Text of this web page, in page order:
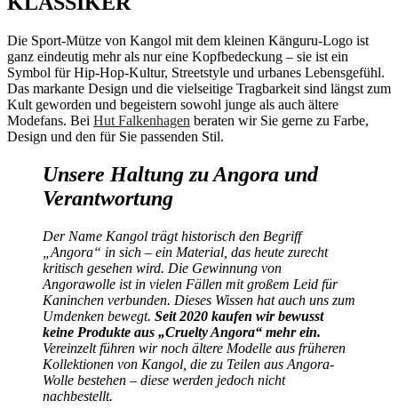
Die Sport-Mütze von Kangol mit dem kleinen Känguru-Logo ist
ganz eindeutig mehr als nur eine Kopfbedeckung – sie ist ein
Symbol für Hip-Hop-Kultur, Streetstyle und urbanes Lebensgefühl.
Das markante Design und die vielseitige Tragbarkeit sind längst zum
Kult geworden und begeistern sowohl junge als auch ältere
Modefans. Bei Hut Falkenhagen beraten wir Sie gerne zu Farbe,
Design und den für Sie passenden Stil.
Unsere Haltung zu Angora und
Verantwortung
Der Name Kangol trägt historisch den Begriff
„Angora“ in sich – ein Material, das heute zurecht
kritisch gesehen wird. Die Gewinnung von
Angorawolle ist in vielen Fällen mit großem Leid für
Kaninchen verbunden. Dieses Wissen hat auch uns zum
Umdenken bewegt. Seit 2020 kaufen wir bewusst
keine Produkte aus „Cruelty Angora“ mehr ein.
Vereinzelt führen wir noch ältere Modelle aus früheren
Kollektionen von Kangol, die zu Teilen aus Angora-
Wolle bestehen – diese werden jedoch nicht
nachbestellt.